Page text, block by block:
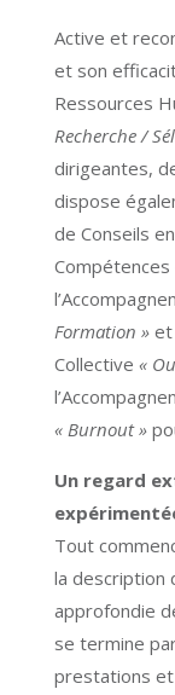
Active et
et son
Ressources
Recherche /
dirigeantes,
dispose
de Conseils
Compétences
Formation »et
Collective «
« Burnout »
Un regard
Tout
la description
approfondie
se termine
prestations et